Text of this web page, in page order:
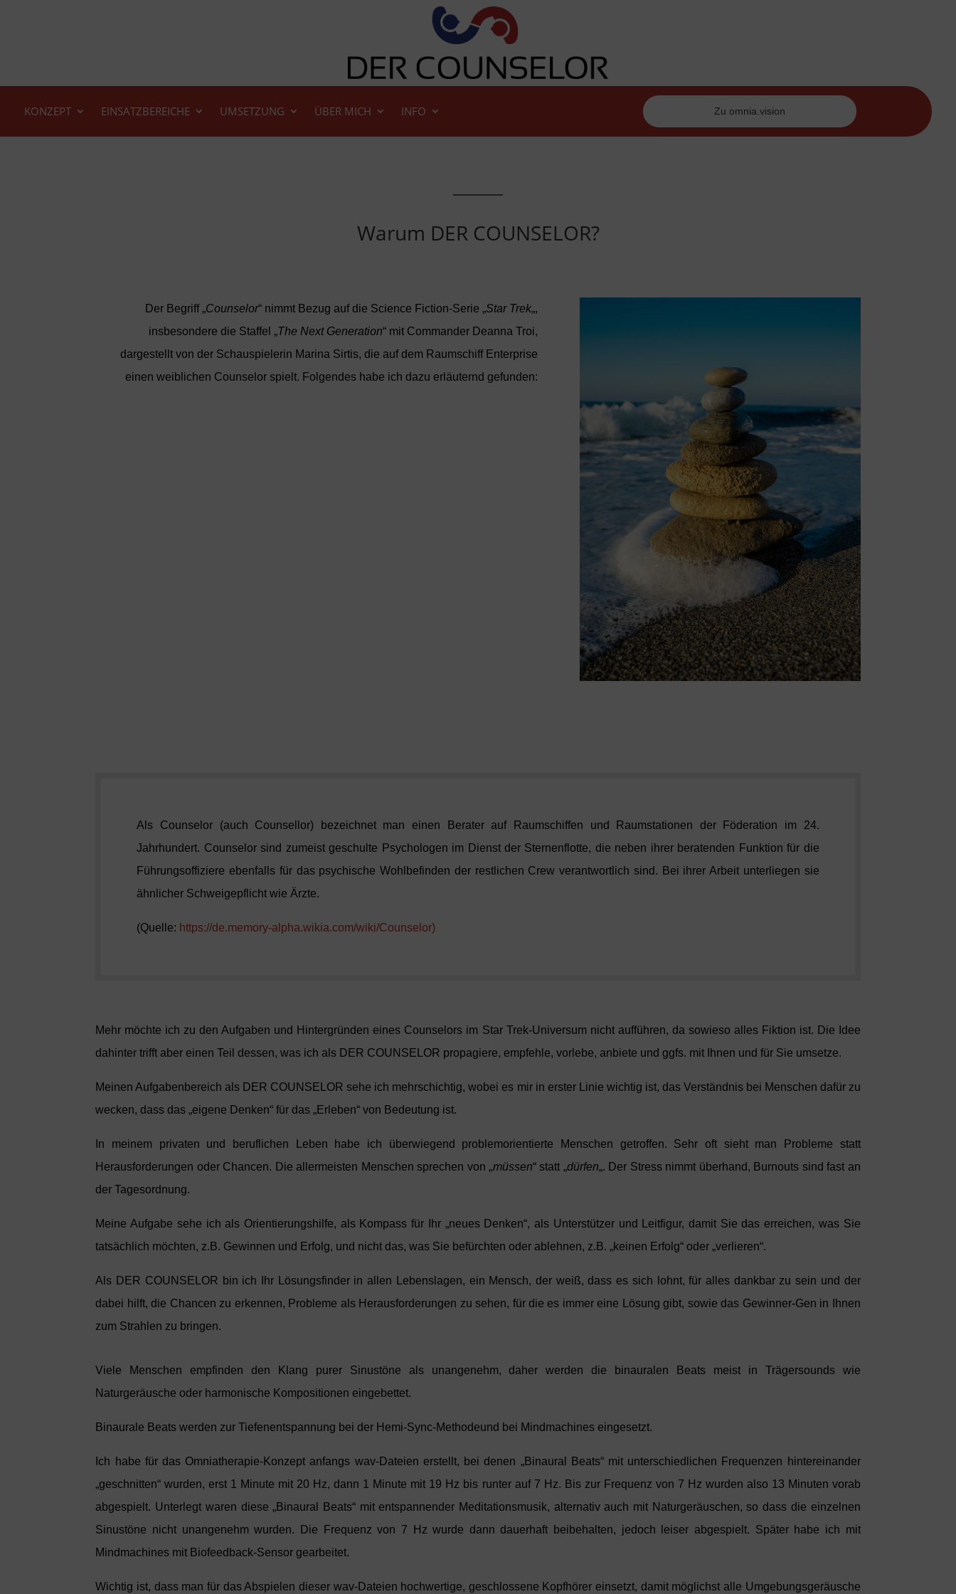
KONZEPT EINSATZBEREICHE UMSETZUNG ÜBER MICH INFO Zu omnia.vision
Warum DER COUNSELOR?
Der Begriff „Counselor“ nimmt Bezug auf die Science Fiction-Serie „Star Trek„,
insbesondere die Staffel „The Next Generation“ mit Commander Deanna Troi,
dargestellt von der Schauspielerin Marina Sirtis, die auf dem Raumschiff Enterprise
einen weiblichen Counselor spielt. Folgendes habe ich dazu erläuternd gefunden:
Als Counselor (auch Counsellor) bezeichnet man einen Berater auf Raumschiffen und Raumstationen der Föderation im 24.
Jahrhundert. Counselor sind zumeist geschulte Psychologen im Dienst der Sternenflotte, die neben ihrer beratenden Funktion für die
Führungsoffiziere ebenfalls für das psychische Wohlbefinden der restlichen Crew verantwortlich sind. Bei ihrer Arbeit unterliegen sie
ähnlicher Schweigepflicht wie Ärzte.
(Quelle: https://de.memory-alpha.wikia.com/wiki/Counselor)
Mehr möchte ich zu den Aufgaben und Hintergründen eines Counselors im Star Trek-Universum nicht aufführen, da sowieso alles Fiktion ist. Die Idee
dahinter trifft aber einen Teil dessen, was ich als DER COUNSELOR propagiere, empfehle, vorlebe, anbiete und ggfs. mit Ihnen und für Sie umsetze.
Meinen Aufgabenbereich als DER COUNSELOR sehe ich mehrschichtig, wobei es mir in erster Linie wichtig ist, das Verständnis bei Menschen dafür zu
wecken, dass das „eigene Denken“ für das „Erleben“ von Bedeutung ist.
In meinem privaten und beruflichen Leben habe ich überwiegend problemorientierte Menschen getroffen. Sehr oft sieht man Probleme statt
Herausforderungen oder Chancen. Die allermeisten Menschen sprechen von „müssen“ statt „dürfen„. Der Stress nimmt überhand, Burnouts sind fast an
der Tagesordnung.
Meine Aufgabe sehe ich als Orientierungshilfe, als Kompass für Ihr „neues Denken“, als Unterstützer und Leitfigur, damit Sie das erreichen, was Sie
tatsächlich möchten, z.B. Gewinnen und Erfolg, und nicht das, was Sie befürchten oder ablehnen, z.B. „keinen Erfolg“ oder „verlieren“.
Als DER COUNSELOR bin ich Ihr Lösungsfinder in allen Lebenslagen, ein Mensch, der weiß, dass es sich lohnt, für alles dankbar zu sein und der
dabei hilft, die Chancen zu erkennen, Probleme als Herausforderungen zu sehen, für die es immer eine Lösung gibt, sowie das Gewinner-Gen in Ihnen
zum Strahlen zu bringen.
Viele Menschen empfinden den Klang purer Sinustöne als unangenehm, daher werden die binauralen Beats meist in Trägersounds wie
Naturgeräusche oder harmonische Kompositionen eingebettet.
Binaurale Beats werden zur Tiefenentspannung bei der Hemi-Sync-Methodeund bei Mindmachines eingesetzt.
Ich habe für das Omniatherapie-Konzept anfangs wav-Dateien erstellt, bei denen „Binaural Beats“ mit unterschiedlichen Frequenzen hintereinander
„geschnitten“ wurden, erst 1 Minute mit 20 Hz, dann 1 Minute mit 19 Hz bis runter auf 7 Hz. Bis zur Frequenz von 7 Hz wurden also 13 Minuten vorab
abgespielt. Unterlegt waren diese „Binaural Beats“ mit entspannender Meditationsmusik, alternativ auch mit Naturgeräuschen, so dass die einzelnen
Sinustöne nicht unangenehm wurden. Die Frequenz von 7 Hz wurde dann dauerhaft beibehalten, jedoch leiser abgespielt. Später habe ich mit
Mindmachines mit Biofeedback-Sensor gearbeitet.
Wichtig ist, dass man für das Abspielen dieser wav-Dateien hochwertige, geschlossene Kopfhörer einsetzt, damit möglichst alle Umgebungsgeräusche